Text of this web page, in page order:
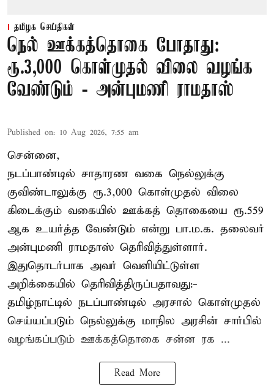
தமிழக செய்திகள்
நெல் ஊக்கத்தொகை போதாது:
ரூ.3,000 கொள்முதல் விலை வழங்க
வேண்டும் - அன்புமணி ராமதாஸ்
Published on: 10 Aug 2026, 7:55 am
சென்னை,
நடப்பாண்டில் சாதாரண வகை நெல்லுக்கு
குவிண்டாலுக்கு ரூ.3,000 கொள்முதல் விலை
கிடைக்கும் வகையில் ஊக்கத் தொகையை ரூ.559
ஆக உயர்த்த வேண்டும் என்று பா.ம.க. தலைவர்
அன்புமணி ராமதாஸ் தெரிவித்துள்ளார்.
இதுதொடர்பாக அவர் வெளியிட்டுள்ள
அறிக்கையில் தெரிவித்திருப்பதாவது:-
தமிழ்நாட்டில் நடப்பாண்டில் அரசால் கொள்முதல்
செய்யப்படும் நெல்லுக்கு மாநில அரசின் சார்பில்
வழங்கப்படும் ஊக்கத்தொகை சன்ன ரக ...
Read More